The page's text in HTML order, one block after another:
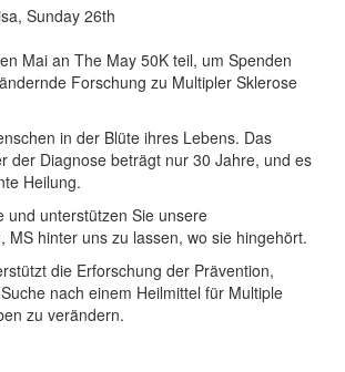
Sunday 26th
Mai an The May 50K teil, um Spenden
Forschung zu Multipler Sklerose
in der Blüte ihres Lebens. Das
der Diagnose beträgt nur 30 Jahre, und es
Heilung.
und unterstützen Sie unsere
MS hinter uns zu lassen, wo sie hingehört.
die Erforschung der Prävention,
nach einem Heilmittel für Multiple
zu verändern.